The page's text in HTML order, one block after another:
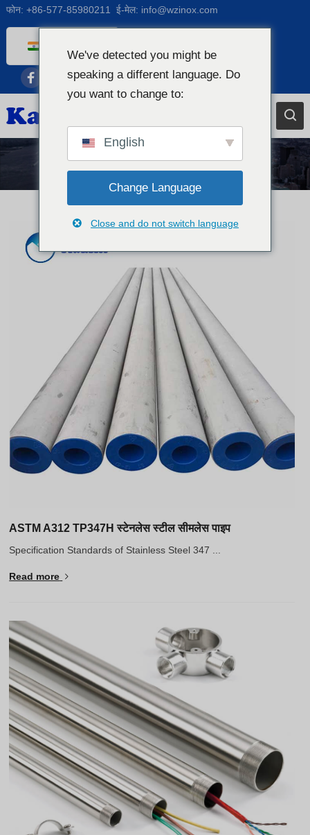
फोन: +86-577-85980211 ई-मेल: info@wzinox.com
Afrikaans
Bengali
Catalan
French
Dutch (Belgium)
Dutch
Hindi
Japanese
Italian
Portuguese
Spanish (Chile)
Estonian
Albanian
Russian
Thai
Vietnamese
Georgian
Moroccan Arabic
Korean
Nepali
Polish
Ukrainian
Malayalam
स्टेनलेस स्टील के पाइप
ASTM A312 TP347H स्टेनलेस स्टील सीमलेस पाइप
Specification Standards of Stainless Steel 347 ...
Read more
We've detected you might be
speaking a different language. Do
you want to change to:
English
Change Language
Close and do not switch language